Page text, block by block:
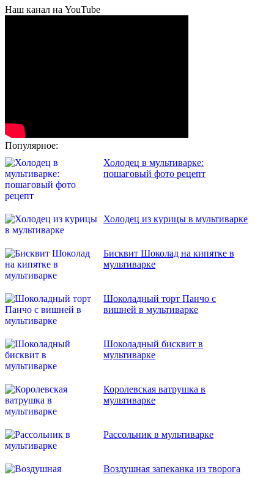
Наш канал на YouTube
Популярное:
Холодец в мультиварке:
пошаговый фото рецепт
Холодец из курицы в мультиварке
Бисквит Шоколад на кипятке в
мультиварке
Шоколадный торт Панчо с
вишней в мультиварке
Шоколадный бисквит в
мультиварке
Королевская ватрушка в
мультиварке
Рассольник в мультиварке
Воздушная запеканка из творога